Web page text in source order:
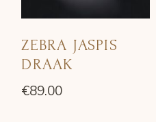
ZEBRA JASPIS
DRAAK
€89.00